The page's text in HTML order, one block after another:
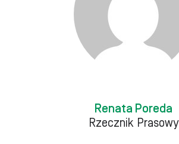
Renata Poreda
Rzecznik Prasowy